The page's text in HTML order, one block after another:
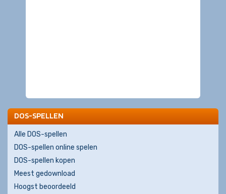
DOS-SPELLEN
Alle DOS-spellen
DOS-spellen online spelen
DOS-spellen kopen
Meest gedownload
Hoogst beoordeeld